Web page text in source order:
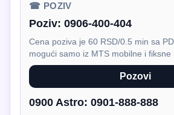
☎ POZIV
Poziv: 0906-400-404
Cena poziva je 60 RSD/0.5 min sa
mogući samo iz MTS mobilne i fiksne
Pozovi
0900 Astro: 0901-888-888